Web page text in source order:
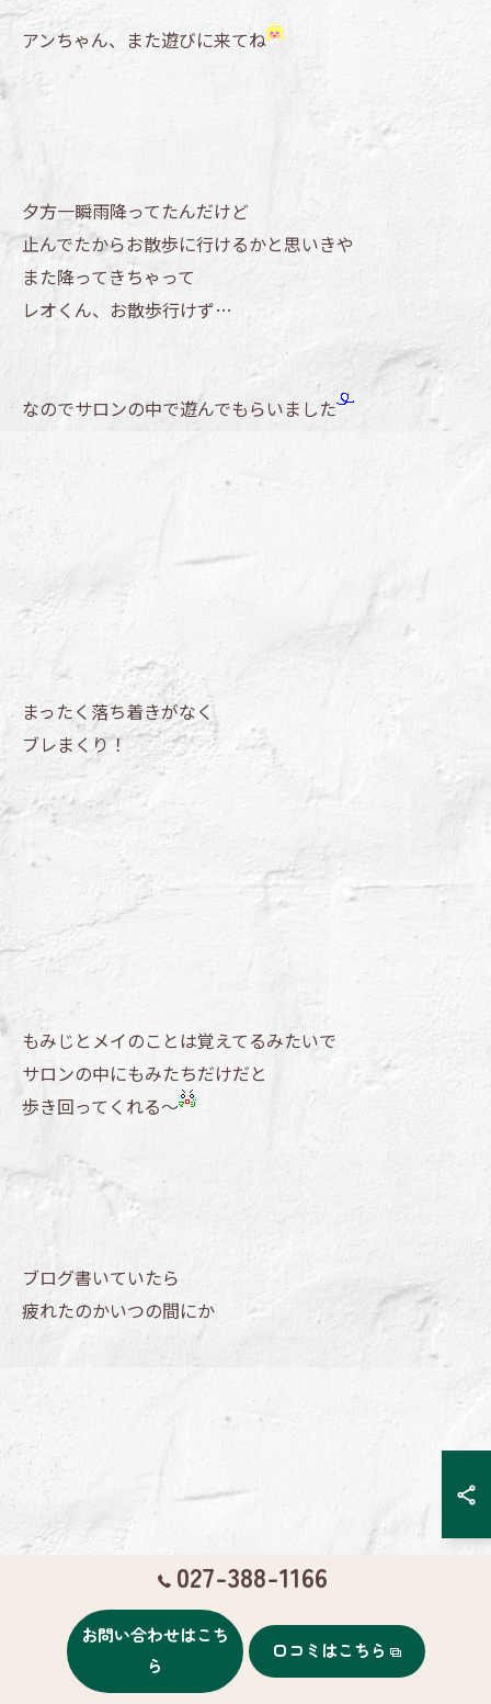
アンちゃん、また遊びに来てね
夕方一瞬雨降ってたんだけど
止んでたからお散歩に行けるかと思いきや
また降ってきちゃって
レオくん、お散歩行けず…
なのでサロンの中で遊んでもらいました
まったく落ち着きがなく
ブレまくり！
もみじとメイのことは覚えてるみたいで
サロンの中にもみたちだけだと
歩き回ってくれる～
ブログ書いていたら
疲れたのかいつの間にか
PCの下にいました
027-388-1166
お問い合わせはこち
ら
口コミはこちら